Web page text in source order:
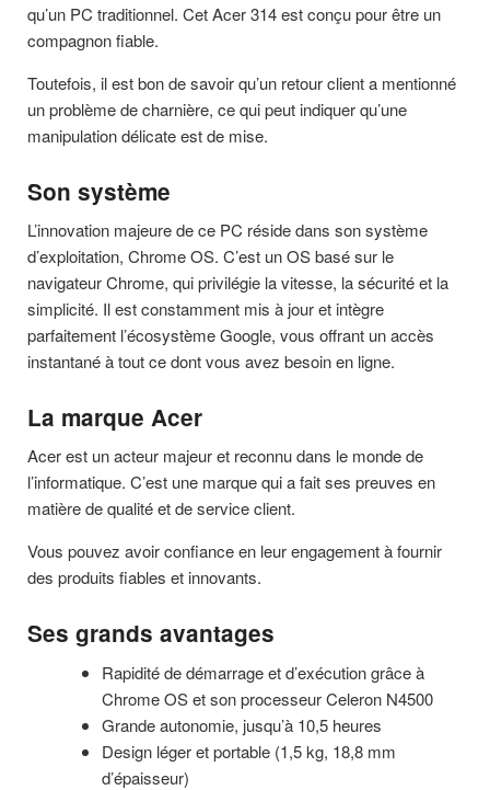
qu’un PC traditionnel. Cet Acer 314 est conçu pour être un
compagnon fiable.
Toutefois, il est bon de savoir qu’un retour client a mentionné
un problème de charnière, ce qui peut indiquer qu’une
manipulation délicate est de mise.
Son système
L’innovation majeure de ce PC réside dans son système
d’exploitation, Chrome OS. C’est un OS basé sur le
navigateur Chrome, qui privilégie la vitesse, la sécurité et la
simplicité. Il est constamment mis à jour et intègre
parfaitement l’écosystème Google, vous offrant un accès
instantané à tout ce dont vous avez besoin en ligne.
La marque Acer
Acer est un acteur majeur et reconnu dans le monde de
l’informatique. C’est une marque qui a fait ses preuves en
matière de qualité et de service client.
Vous pouvez avoir confiance en leur engagement à fournir
des produits fiables et innovants.
Ses grands avantages
Rapidité de démarrage et d’exécution grâce à
Chrome OS et son processeur Celeron N4500
Grande autonomie, jusqu’à 10,5 heures
Design léger et portable (1,5 kg, 18,8 mm
d’épaisseur)